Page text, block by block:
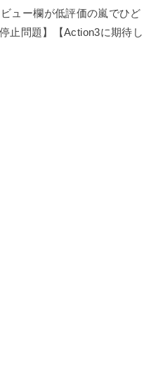
ュー欄が低評価の嵐でひど
止問題】【Action3に期待し